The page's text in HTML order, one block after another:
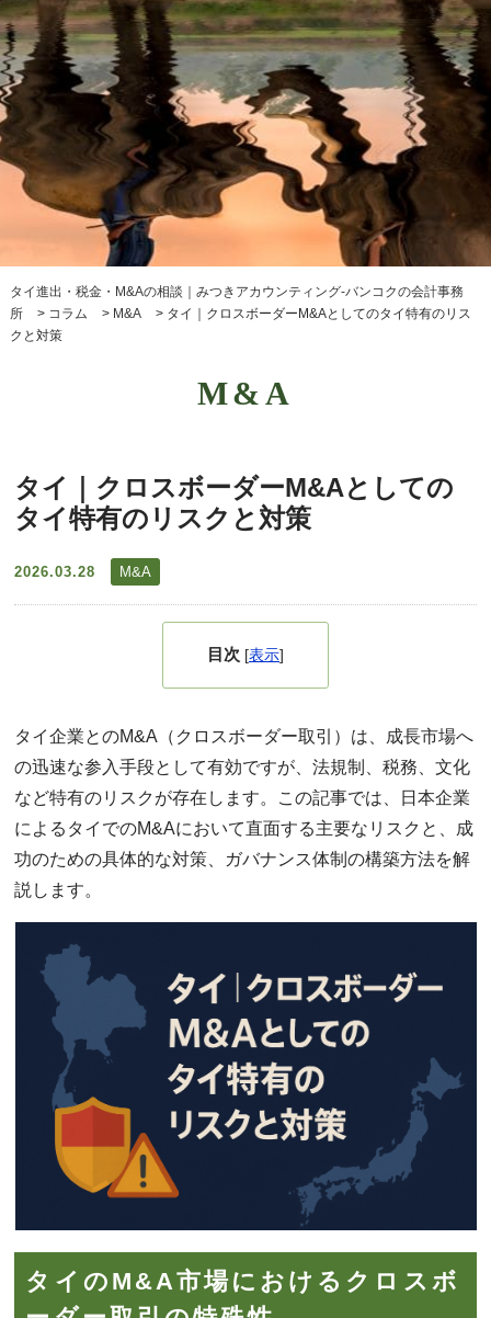
タイ進出・税金・M&Aの相談｜みつきアカウンティング-バンコクの会計事務
所
> コラム > M&A > タイ｜クロスボーダーM&Aとしてのタイ特有のリス
クと対策
M&A
タイ｜クロスボーダーM&Aとしての
タイ特有のリスクと対策
2026.03.28 M&A
目次 [表示]
タイ企業とのM&A（クロスボーダー取引）は、成長市場へ
の迅速な参入手段として有効ですが、法規制、税務、文化
など特有のリスクが存在します。この記事では、日本企業
によるタイでのM&Aにおいて直面する主要なリスクと、成
功のための具体的な対策、ガバナンス体制の構築方法を解
説します。
タイのM&A市場におけるクロスボ